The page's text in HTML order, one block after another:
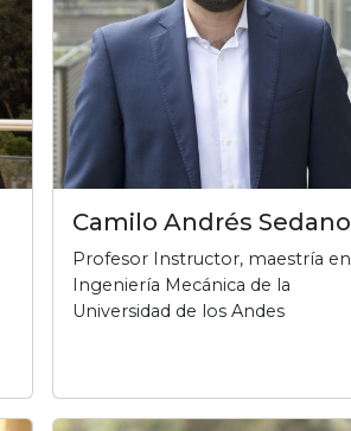
Camilo Andrés Sedano
Profesor Instructor, maestría en
Ingeniería Mecánica de la
Universidad de los Andes